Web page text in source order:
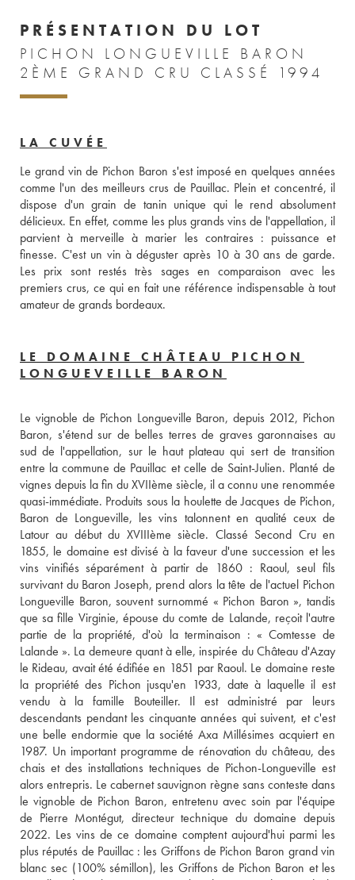
PRÉSENTATION DU LOT
PICHON LONGUEVILLE BARON
2ÈME GRAND CRU CLASSÉ 1994
LA CUVÉE
Le grand vin de Pichon Baron s'est imposé en quelques années
comme l'un des meilleurs crus de Pauillac. Plein et concentré, il
dispose d'un grain de tanin unique qui le rend absolument
délicieux. En effet, comme les plus grands vins de l'appellation, il
parvient à merveille à marier les contraires : puissance et
finesse. C'est un vin à déguster après 10 à 30 ans de garde.
Les prix sont restés très sages en comparaison avec les
premiers crus, ce qui en fait une référence indispensable à tout
amateur de grands bordeaux.
LE DOMAINE CHÂTEAU PICHON
LONGUEVEILLE BARON
Le vignoble de Pichon Longueville Baron, depuis 2012, Pichon
Baron, s'étend sur de belles terres de graves garonnaises au
sud de l'appellation, sur le haut plateau qui sert de transition
entre la commune de Pauillac et celle de Saint-Julien. Planté de
vignes depuis la fin du XVIIème siècle, il a connu une renommée
quasi-immédiate. Produits sous la houlette de Jacques de Pichon,
Baron de Longueville, les vins talonnent en qualité ceux de
Latour au début du XVIIIème siècle. Classé Second Cru en
1855, le domaine est divisé à la faveur d'une succession et les
vins vinifiés séparément à partir de 1860 : Raoul, seul fils
survivant du Baron Joseph, prend alors la tête de l'actuel Pichon
Longueville Baron, souvent surnommé « Pichon Baron », tandis
que sa fille Virginie, épouse du comte de Lalande, reçoit l'autre
partie de la propriété, d'où la terminaison : « Comtesse de
Lalande ». La demeure quant à elle, inspirée du Château d'Azay
le Rideau, avait été édifiée en 1851 par Raoul. Le domaine reste
la propriété des Pichon jusqu'en 1933, date à laquelle il est
vendu à la famille Bouteiller. Il est administré par leurs
descendants pendant les cinquante années qui suivent, et c'est
une belle endormie que la société Axa Millésimes acquiert en
1987. Un important programme de rénovation du château, des
chais et des installations techniques de Pichon-Longueville est
alors entrepris. Le cabernet sauvignon règne sans conteste dans
le vignoble de Pichon Baron, entretenu avec soin par l'équipe
de Pierre Montégut, directeur technique du domaine depuis
2022. Les vins de ce domaine comptent aujourd'hui parmi les
plus réputés de Pauillac : les Griffons de Pichon Baron grand vin
blanc sec (100% sémillon), les Griffons de Pichon Baron et les